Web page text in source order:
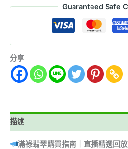
Guaranteed Safe
分享
描述
滿祿翡翠購買指南｜直播精選回放